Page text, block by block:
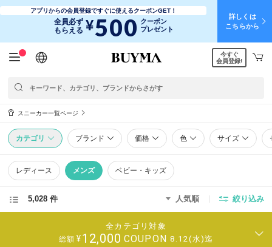
アプリからの会員登録ですぐに使えるクーポンGET！
全員必ず
もらえる ¥500 クーポン
プレゼント
詳しくは
こちらから
日本語
English
简体中文
繁體中文
今すぐ
会員登録!
スニーカー一覧ページ
カテゴリ ブランド 価格 色 サイズ
レディース メンズ ベビー・キッズ
5,028 件 人気順 絞り込み
全カテゴリ対象
総額 ¥12,000 COUPON 8.12(水)迄